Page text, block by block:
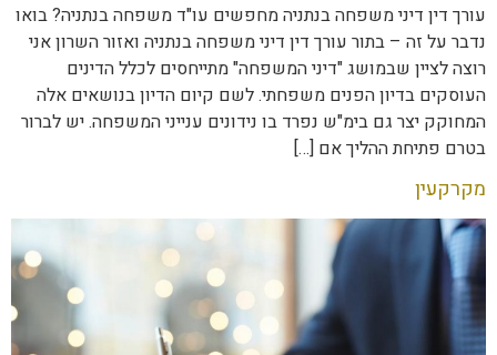
עורך דין דיני משפחה בנתניה מחפשים עו"ד משפחה בנתניה? בואו
נדבר על זה – בתור עורך דין דיני משפחה בנתניה ואזור השרון אני
רוצה לציין שבמושג "דיני המשפחה" מתייחסים לכלל הדינים
העוסקים בדיון הפנים משפחתי. לשם קיום הדיון בנושאים אלה
המחוקק יצר גם בימ"ש נפרד בו נידונים ענייני המשפחה. יש לברור
בטרם פתיחת ההליך אם […]
מקרקעין